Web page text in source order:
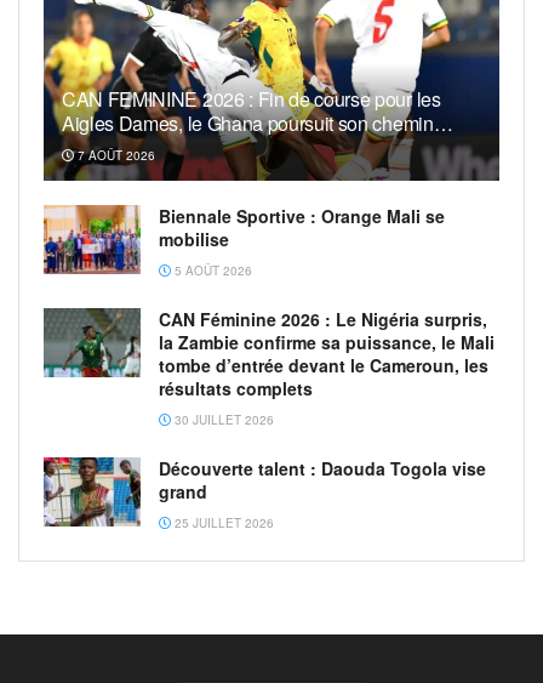
CAN FEMININE 2026 : Fin de course pour les
Aigles Dames, le Ghana poursuit son chemin…
7 AOÛT 2026
Biennale Sportive : Orange Mali se
mobilise
5 AOÛT 2026
CAN Féminine 2026 : Le Nigéria surpris,
la Zambie confirme sa puissance, le Mali
tombe d’entrée devant le Cameroun, les
résultats complets
30 JUILLET 2026
Découverte talent : Daouda Togola vise
grand
25 JUILLET 2026